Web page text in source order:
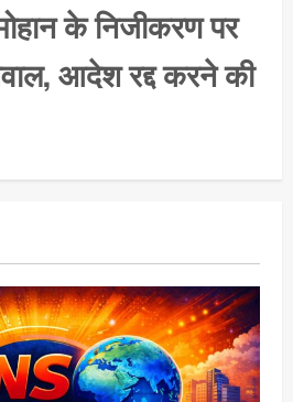
के निजीकरण पर
आदेश रद्द करने की